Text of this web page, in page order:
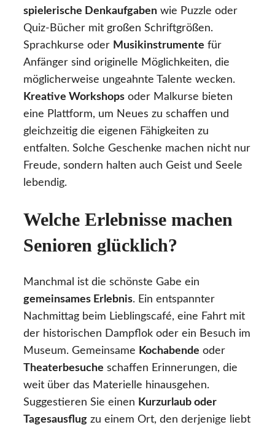
spielerische Denkaufgaben wie Puzzle oder
Quiz-Bücher mit großen Schriftgrößen.
Sprachkurse oder Musikinstrumente für
Anfänger sind originelle Möglichkeiten, die
möglicherweise ungeahnte Talente wecken.
Kreative Workshops oder Malkurse bieten
eine Plattform, um Neues zu schaffen und
gleichzeitig die eigenen Fähigkeiten zu
entfalten. Solche Geschenke machen nicht nur
Freude, sondern halten auch Geist und Seele
lebendig.
Welche Erlebnisse machen
Senioren glücklich?
Manchmal ist die schönste Gabe ein
gemeinsames Erlebnis. Ein entspannter
Nachmittag beim Lieblingscafé, eine Fahrt mit
der historischen Dampflok oder ein Besuch im
Museum. Gemeinsame Kochabende oder
Theaterbesuche schaffen Erinnerungen, die
weit über das Materielle hinausgehen.
Suggestieren Sie einen Kurzurlaub oder
Tagesausflug zu einem Ort, den derjenige liebt